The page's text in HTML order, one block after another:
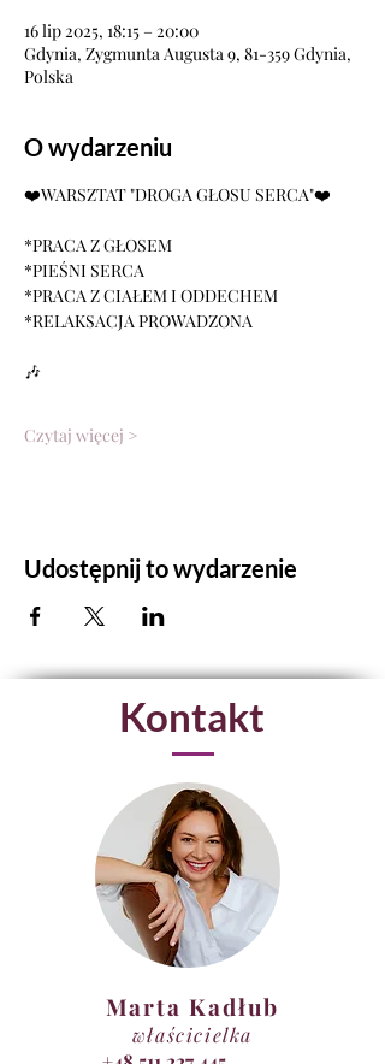
16 lip 2025, 18:15 – 20:00
Gdynia, Zygmunta Augusta 9, 81-359 Gdynia,
Polska
O wydarzeniu
❤️WARSZTAT "DROGA GŁOSU SERCA"❤️
*PRACA Z GŁOSEM
*PIEŚNI SERCA
*PRACA Z CIAŁEM I ODDECHEM
*RELAKSACJA PROWADZONA
🎶
Czytaj więcej >
Udostępnij to wydarzenie
Kontakt
Marta Kadłub
właścicielka